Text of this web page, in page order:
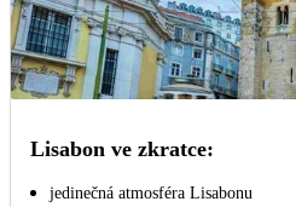
Lisabon ve zkratce:
jedinečná atmosféra Lisabonu